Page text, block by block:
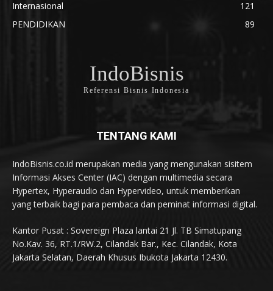
Internasional
121
PENDIDIKAN
89
IndoBisnis
Referensi Bisnis Indonesia
TENTANG KAMI
IndoBisnis.co.id merupakan media yang mengunakan sisitem
Informasi Akses Center (IAC) dengan multimedia secara
Hypertex, Hyperaudio dan Hypervideo, untuk memberikan
yang terbaik bagi para pembaca dan peminat informasi digital.
Kantor Pusat : Sovereign Plaza lantai 21 Jl. TB Simatupang
No.Kav. 36, RT.1/RW.2, Cilandak Bar., Kec. Cilandak, Kota
Jakarta Selatan, Daerah Khusus Ibukota Jakarta 12430.